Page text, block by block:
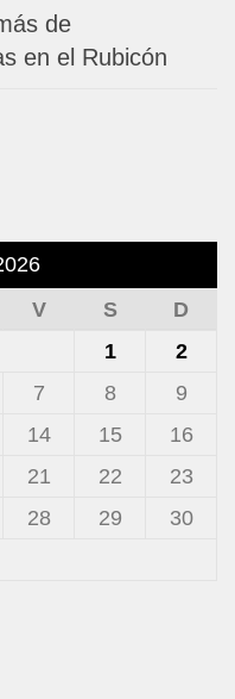
de
en el Rubicón
V S
D
1
2
7 8
9
14 15
16
21 22
23
28 29
30